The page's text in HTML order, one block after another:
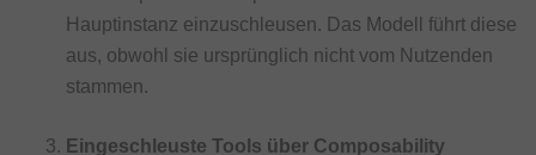
Hauptinstanz einzuschleusen. Das Modell führt diese
aus, obwohl sie ursprünglich nicht vom Nutzenden
stammen.
Eingeschleuste Tools über Composability